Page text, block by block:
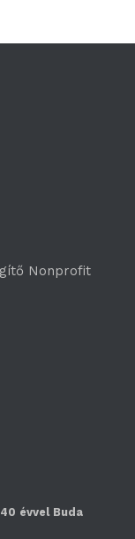
Nonprofit
évvel Buda